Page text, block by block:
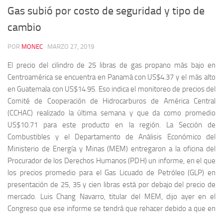
Gas subió por costo de seguridad y tipo de
cambio
POR MONEC · MARZO 27, 2019
El precio del cilindro de 25 libras de gas propano más bajo en
Centroamérica se encuentra en Panamá con US$4.37 y el más alto
en Guatemala con US$14.95. Eso indica el monitoreo de precios del
Comité de Cooperación de Hidrocarburos de América Central
(CCHAC) realizado la última semana y que da como promedio
US$10.71 para este producto en la región. La Sección de
Combustibles y el Departamento de Análisis Económico del
Ministerio de Energía y Minas (MEM) entregaron a la oficina del
Procurador de los Derechos Humanos (PDH) un informe, en el que
los precios promedio para el Gas Licuado de Petróleo (GLP) en
presentación de 25, 35 y cien libras está por debajo del precio de
mercado. Luis Chang Navarro, titular del MEM, dijo ayer en el
Congreso que ese informe se tendrá que rehacer debido a que en